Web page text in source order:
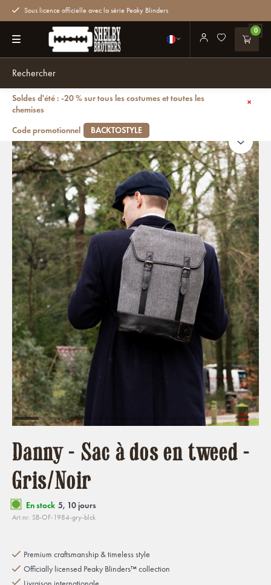
Sous licence officielle avec la série Peaky Blinders
0
Soldes d'été : -20 % sur tous les costumes et toutes les
chemises
Code promotionnel
BACKTOSTYLE
Retour
Danny - Sac à dos en tweed -
Gris/Noir
En stock 5, 10 jours
Art.nr: SB-OF-1984-gry-blck
Premium craftsmanship & timeless style
Officially licensed Peaky Blinders™ collection